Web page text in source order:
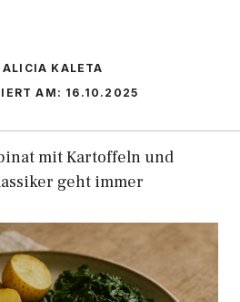
ALICIA KALETA
AM: 16.10.2025
mit Kartoffeln und
geht immer